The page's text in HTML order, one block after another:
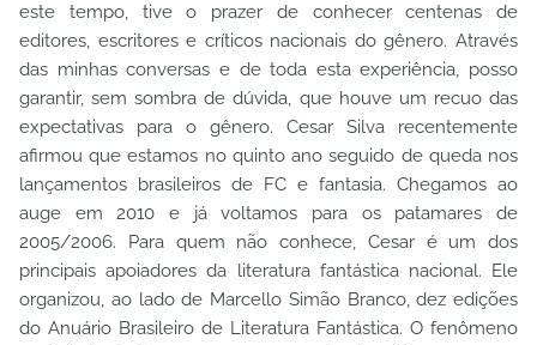
este tempo, tive o prazer de conhecer centenas de
editores, escritores e críticos nacionais do gênero. Através
das minhas conversas e de toda esta experiência, posso
garantir, sem sombra de dúvida, que houve um recuo das
expectativas para o gênero. Cesar Silva recentemente
afirmou que estamos no quinto ano seguido de queda nos
lançamentos brasileiros de FC e fantasia. Chegamos ao
auge em 2010 e já voltamos para os patamares de
2005/2006. Para quem não conhece, Cesar é um dos
principais apoiadores da literatura fantástica nacional. Ele
organizou, ao lado de Marcello Simão Branco, dez edições
do Anuário Brasileiro de Literatura Fantástica. O fenômeno